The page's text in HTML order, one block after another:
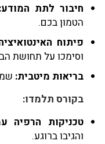
חיבור לתת המודע:
הטמון בכם.
פיתוח
וסימכו על תחושת
בריאות מיטבית:
בקורס תלמדו:
טכניקות הרפיה
והגיבו ברוגע.